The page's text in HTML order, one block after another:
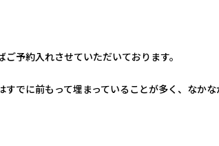
予約入れさせていただいております。
すでに前もって埋まっていることが多く、なかな